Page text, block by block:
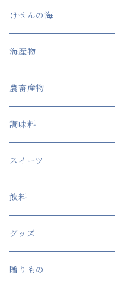
けせんの海
海産物
農畜産物
調味料
スイーツ
飲料
グッズ
贈りもの